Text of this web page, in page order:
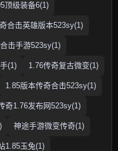
顶级装备6(1)
合击英雄版本523sy(1)
击手游523sy(1)
(1) 1.76传奇复古微变(1)
1.85版本传奇合击523sy(1)
奇1.76发布网523sy(1)
神途手游微变传奇(1)
1.85玉兔(1)